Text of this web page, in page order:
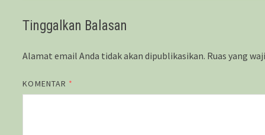
Tinggalkan Balasan
Alamat email Anda tidak akan dipublikasikan. Ruas yang
KOMENTAR *